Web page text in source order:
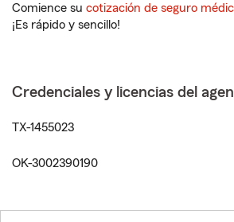
Comience su cotización de seguro
¡Es rápido y sencillo!
Credenciales y licencias del
TX-1455023
OK-3002390190